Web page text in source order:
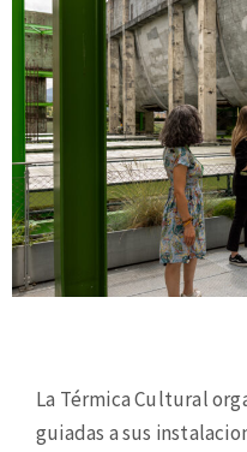
La Térmica Cultural
guiadas a sus